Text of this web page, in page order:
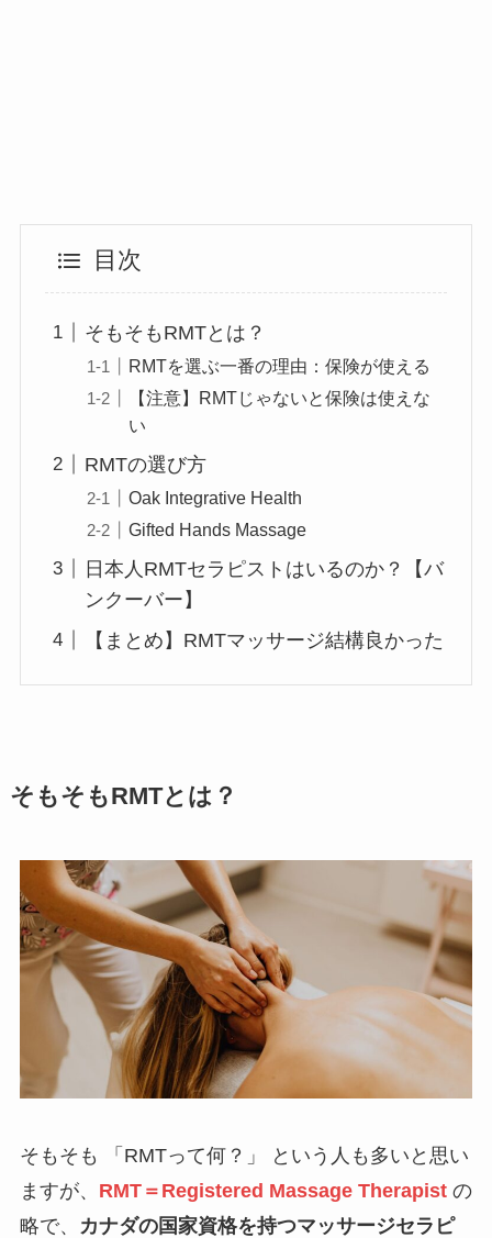
目次
そもそもRMTとは？
RMTを選ぶ一番の理由：保険が使える
【注意】RMTじゃないと保険は使えな
い
RMTの選び方
Oak Integrative Health
Gifted Hands Massage
日本人RMTセラピストはいるのか？【バ
ンクーバー】
【まとめ】RMTマッサージ結構良かった
そもそもRMTとは？
そもそも 「RMTって何？」 という人も多いと思い
ますが、 RMT＝Registered Massage Therapistの
略で、
カナダの国家資格を持つマッサージセラピ